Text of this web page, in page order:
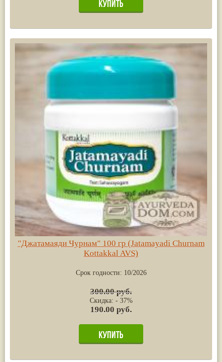
"Джатамаяди Чурнам" 100 гр (Jatamayadi Churnam
Kottakkal AVS)
Срок годности: 10/2026
300.00 руб.
Скидка: - 37%
190.00 руб.